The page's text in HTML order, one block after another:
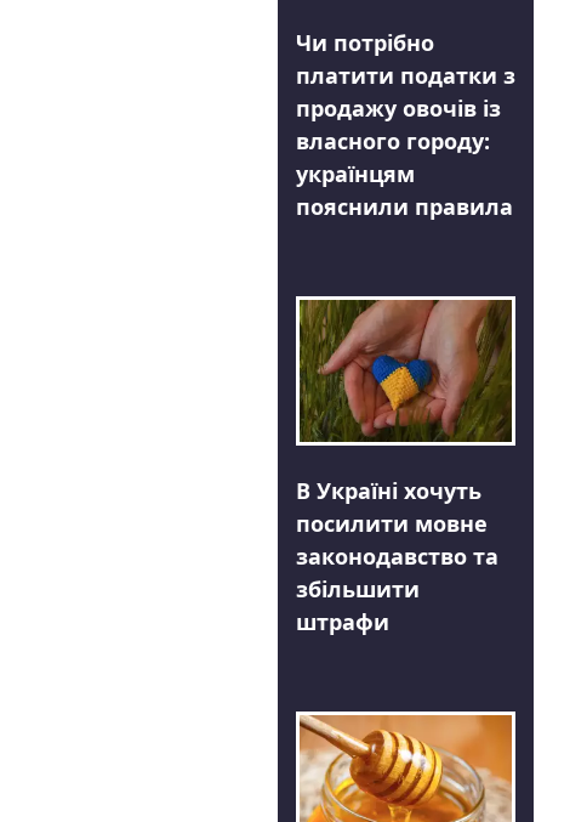
Чи потрібно
платити податки з
продажу овочів із
власного городу:
українцям
пояснили правила
В Україні хочуть
посилити мовне
законодавство та
збільшити
штрафи